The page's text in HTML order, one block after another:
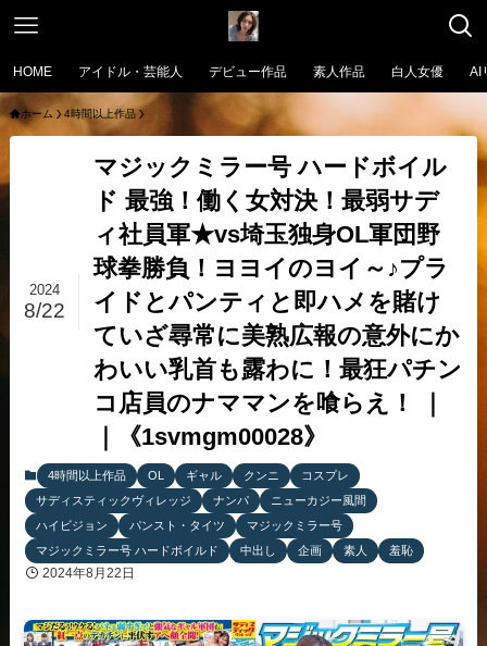
HOME アイドル・芸能人 デビュー作品 素人作品 白人女優 AI
ホーム 4時間以上作品
マジックミラー号 ハードボイル
ド 最強！働く女対決！最弱サデ
ィ社員軍★vs埼玉独身OL軍団野
球拳勝負！ヨヨイのヨイ～♪プラ
イドとパンティと即ハメを賭け
ていざ尋常に美熟広報の意外にか
わいい乳首も露わに！最狂パチン
コ店員のナママンを喰らえ！ ｜
｜《1svmgm00028》
2024
8/22
4時間以上作品 OL ギャル クンニ
コスプレ
サディスティックヴィレッジ
ナンパ
ニューカジー風間
ハイビジョン
パンスト・タイツ
マジックミラー号
マジックミラー号 ハードボイルド
中出し 企画 素人 羞恥
2024年8月22日